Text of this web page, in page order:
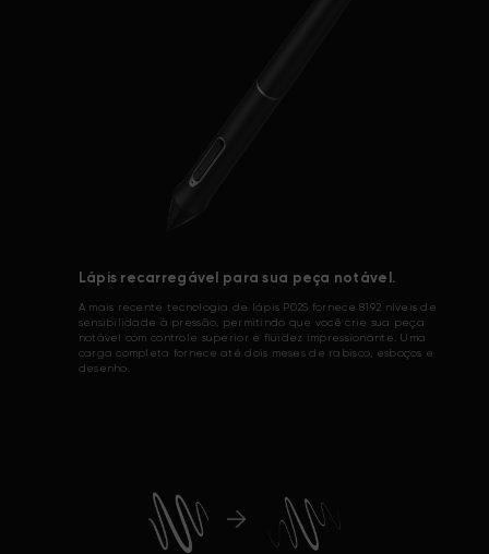
Lápis recarregável para sua peça notável.
A mais recente tecnologia de lápis P02S fornece 8192 níveis de
sensibilidade à pressão, permitindo que você crie sua peça
notável com controle superior e fluidez impressionante. Uma
carga completa fornece até dois meses de rabisco, esboços e
desenho.